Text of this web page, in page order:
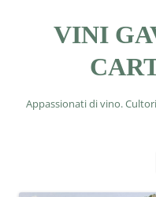
VINI
Appassionati di vino.